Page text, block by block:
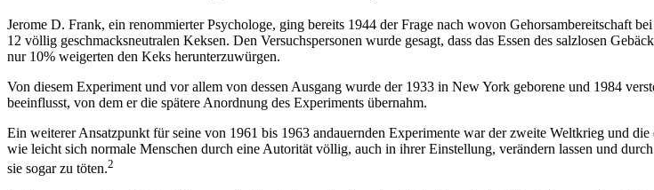
Jerome D. Frank, ein renommierter Psychologe, ging bereits 1944 der Frage nach wovon Gehorsambereitschaft
12 völlig geschmacksneutralen Keksen. Den Versuchspersonen wurde gesagt, dass das Essen des salzlosen
nur 10% weigerten den Keks herunterzuwürgen.
Von diesem Experiment und vor allem von dessen Ausgang wurde der 1933 in New York geborene und 1984
beeinflusst, von dem er die spätere Anordnung des Experiments übernahm.
Ein weiterer Ansatzpunkt für seine von 1961 bis 1963 andauernden Experimente war der zweite Weltkrieg und
wie leicht sich normale Menschen durch eine Autorität völlig, auch in ihrer Einstellung, verändern lassen und
sie sogar zu töten.2